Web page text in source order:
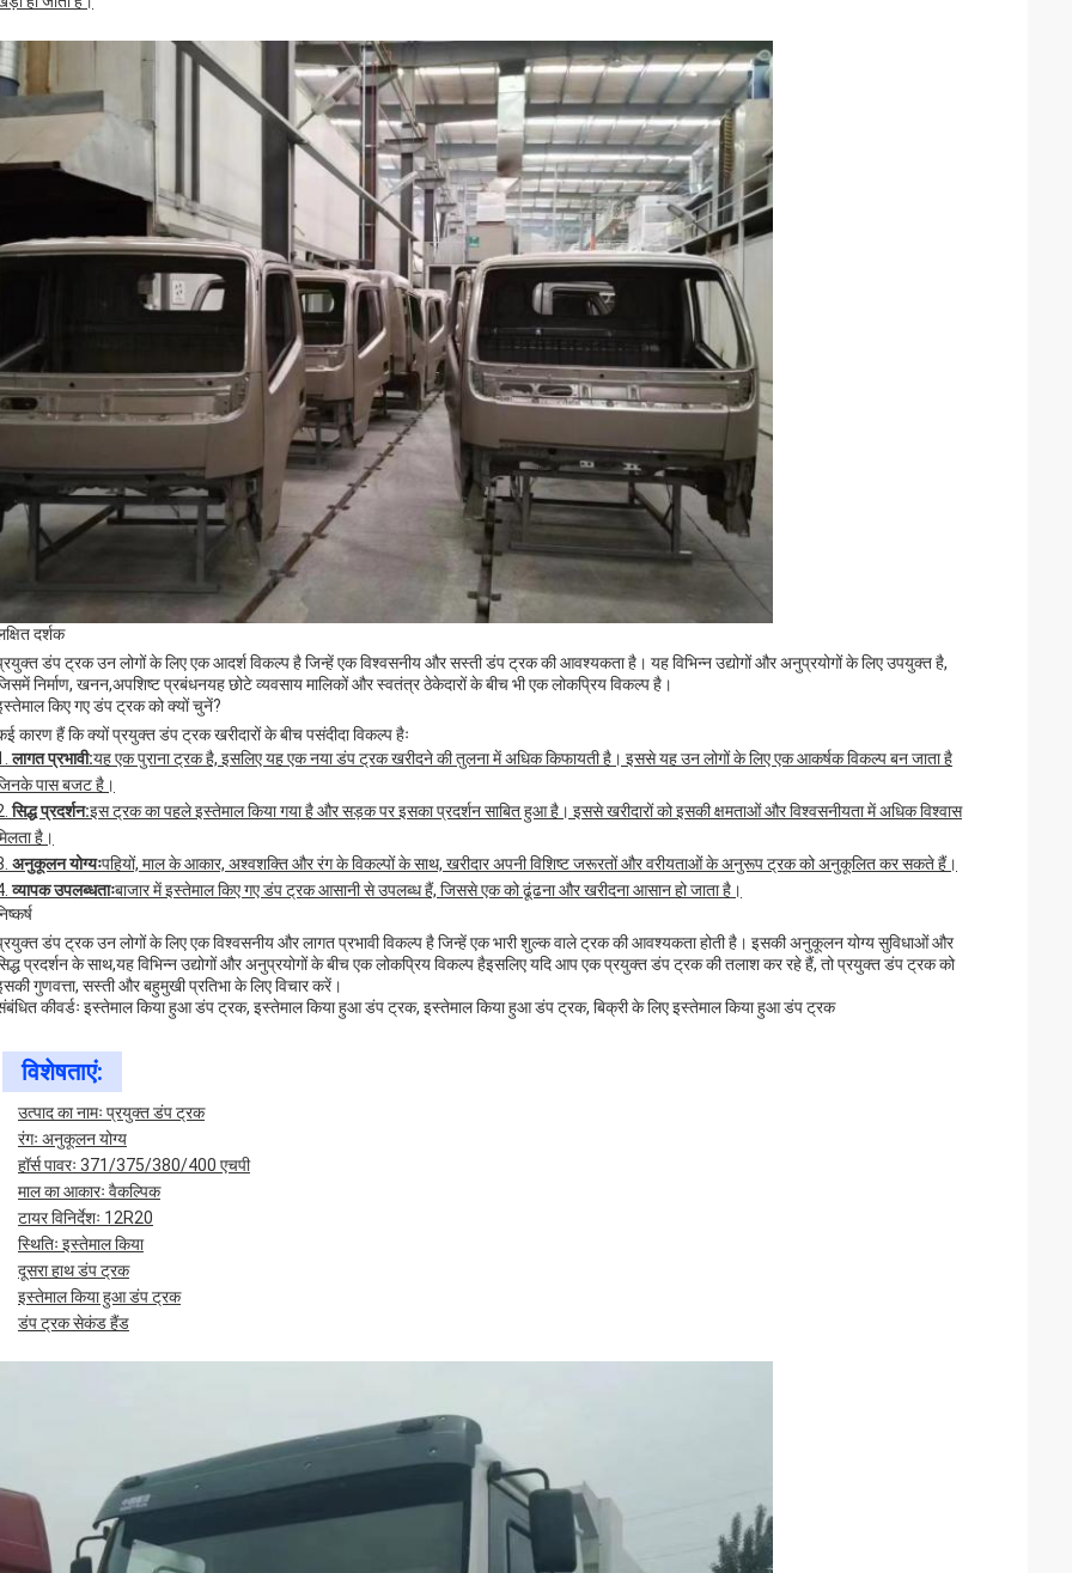
दर्शक
डंप ट्रक उन लोगों के लिए एक आदर्श विकल्प है जिन्हें एक विश्वसनीय और सस्ती डंप ट्रक की आवश्यकता है। यह विभिन्न उद्योगों और अनुप्रयोगों के लिए उपयुक्त है,
निर्माण, खनन,अपशिष्ट प्रबंधनयह छोटे व्यवसाय मालिकों और स्वतंत्र ठेकेदारों के बीच भी एक लोकप्रिय विकल्प है।
किए गए डंप ट्रक को क्यों चुनें?
कारण हैं कि क्यों प्रयुक्त डंप ट्रक खरीदारों के बीच पसंदीदा विकल्प हैः
लागत प्रभावी:यह एक पुराना ट्रक है, इसलिए यह एक नया डंप ट्रक खरीदने की तुलना में अधिक किफायती है। इससे यह उन लोगों के लिए एक आकर्षक विकल्प बन जाता है
पास बजट है।
सिद्ध प्रदर्शन:इस ट्रक का पहले इस्तेमाल किया गया है और सड़क पर इसका प्रदर्शन साबित हुआ है। इससे खरीदारों को इसकी क्षमताओं और विश्वसनीयता में अधिक विश्वास
है।
अनुकूलन योग्यःपहियों, माल के आकार, अश्वशक्ति और रंग के विकल्पों के साथ, खरीदार अपनी विशिष्ट जरूरतों और वरीयताओं के अनुरूप ट्रक को अनुकूलित कर सकते हैं।
व्यापक उपलब्धताःबाजार में इस्तेमाल किए गए डंप ट्रक आसानी से उपलब्ध हैं, जिससे एक को ढूंढना और खरीदना आसान हो जाता है।
डंप ट्रक उन लोगों के लिए एक विश्वसनीय और लागत प्रभावी विकल्प है जिन्हें एक भारी शुल्क वाले ट्रक की आवश्यकता होती है। इसकी अनुकूलन योग्य सुविधाओं और
प्रदर्शन के साथ,यह विभिन्न उद्योगों और अनुप्रयोगों के बीच एक लोकप्रिय विकल्प हैइसलिए यदि आप एक प्रयुक्त डंप ट्रक की तलाश कर रहे हैं, तो प्रयुक्त डंप ट्रक को
गुणवत्ता, सस्ती और बहुमुखी प्रतिभा के लिए विचार करें।
कीवर्डः इस्तेमाल किया हुआ डंप ट्रक, इस्तेमाल किया हुआ डंप ट्रक, इस्तेमाल किया हुआ डंप ट्रक, बिक्री के लिए इस्तेमाल किया हुआ डंप ट्रक
विशेषताएं:
उत्पाद का नामः प्रयुक्त डंप ट्रक
रंगः अनुकूलन योग्य
हॉर्स पावरः 371/375/380/400 एचपी
माल का आकारः वैकल्पिक
टायर विनिर्देशः 12R20
स्थितिः इस्तेमाल किया
दूसरा हाथ डंप ट्रक
इस्तेमाल किया हुआ डंप ट्रक
डंप ट्रक सेकंड हैंड